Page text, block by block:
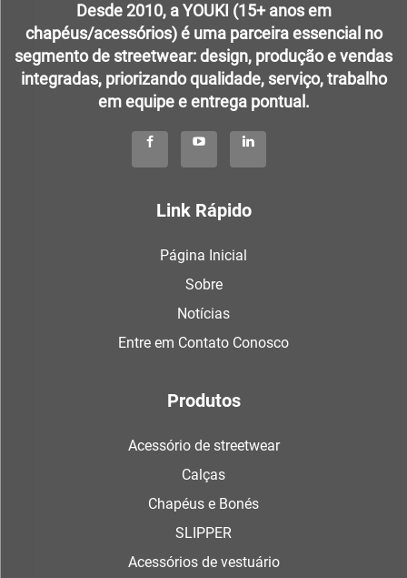
Desde 2010, a YOUKI (15+ anos em
chapéus/acessórios) é uma parceira essencial no
segmento de streetwear: design, produção e vendas
integradas, priorizando qualidade, serviço, trabalho
em equipe e entrega pontual.
Link Rápido
Página Inicial
Sobre
Notícias
Entre em Contato Conosco
Produtos
Acessório de streetwear
Calças
Chapéus e Bonés
SLIPPER
Acessórios de vestuário